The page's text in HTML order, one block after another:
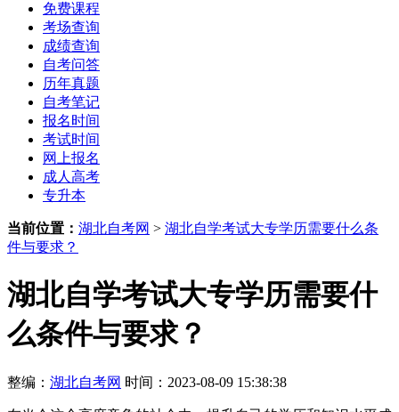
免费课程
考场查询
成绩查询
自考问答
历年真题
自考笔记
报名时间
考试时间
网上报名
成人高考
专升本
当前位置： 湖北自考网 > 湖北自学考试大专学历需要什么条
件与要求？
湖北自学考试大专学历需要什
么条件与要求？
整编： 湖北自考网 时间：2023-08-09 15:38:38